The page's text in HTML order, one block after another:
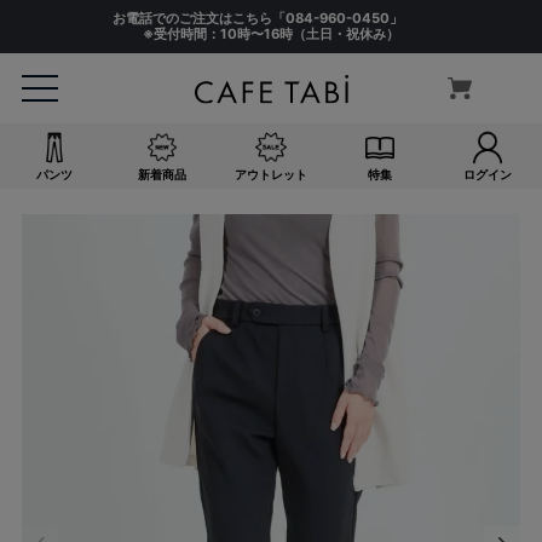
お電話でのご注文はこちら「084-960-0450 」
※受付時間：10時〜16時（土日・祝休み）
パンツ 新着商品 アウトレット 特集 ログイン